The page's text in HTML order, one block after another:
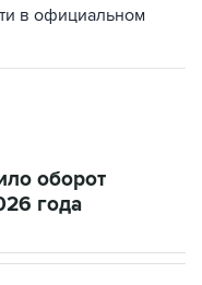
в официальном
оборот
года